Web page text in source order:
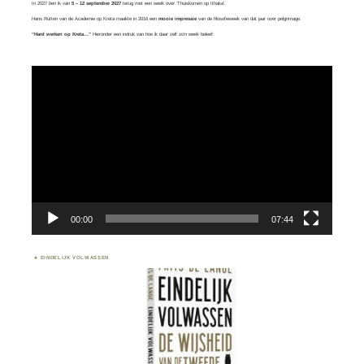
In 2027 ben ik van 5 – 12 september 2027 terug met een week over ‘Thuiskomen op Ithaka’.
Hans Rutten van de Academie op Kreta maakte in 2016 eenmooie impressievan de filosofieweek van dat jaar overpelgrimage.
“Hard werken op Kreta…” Hieronder een indruk van hoe ik daar zelf zo’n week beleef:
00:00 07:44
EINDELIJK VOLWASSEN